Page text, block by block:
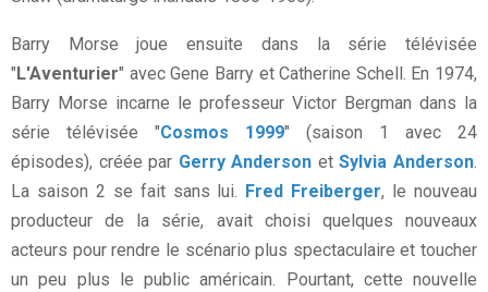
Barry Morse joue ensuite dans la série télévisée
" L'Aventurier" avec Gene Barry et Catherine Schell. En 1974,
Barry Morse incarne le professeur Victor Bergman dans la
série télévisée "Cosmos 1999" (saison 1 avec 24
épisodes), créée par Gerry Anderson etSylvia Anderson.
La saison 2 se fait sans lui. Fred Freiberger, le nouveau
producteur de la série, avait choisi quelques nouveaux
acteurs pour rendre le scénario plus spectaculaire et toucher
un peu plus le public américain. Pourtant, cette nouvelle